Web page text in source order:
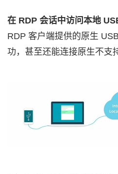
在 RDP 会话中访问本地
RDP 客户端提供的原生
功，甚至还能连接原生不支